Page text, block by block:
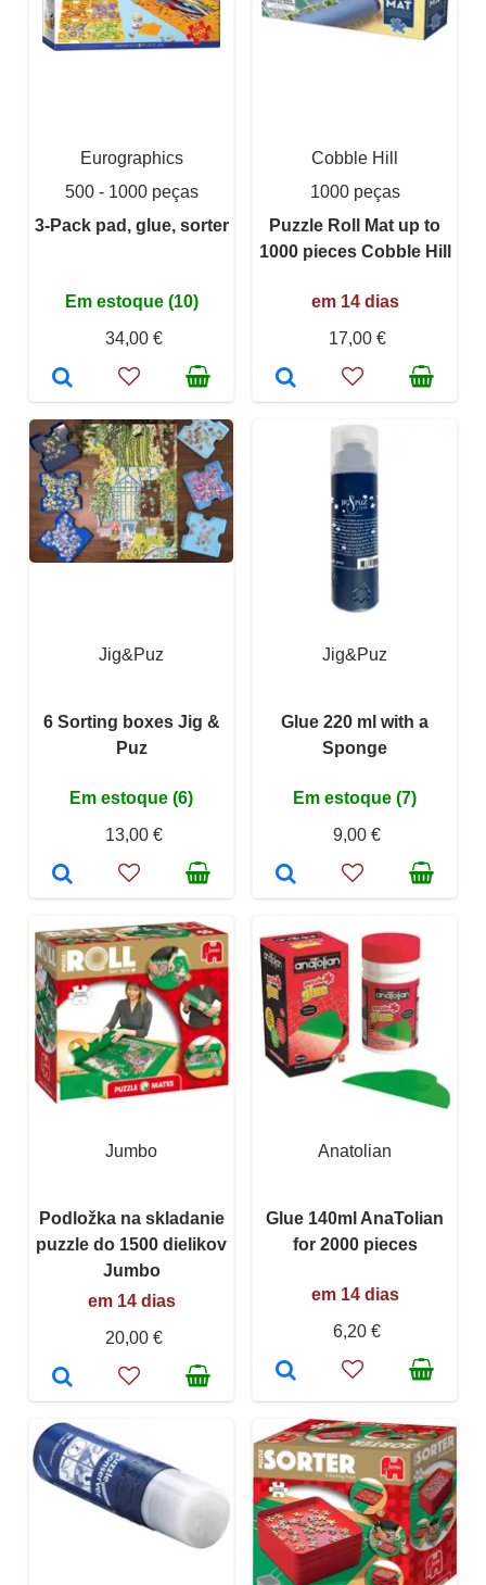
Eurographics
500 - 1000 peças
3-Pack pad, glue, sorter
Em estoque (10)
34,00 €
Cobble Hill
1000 peças
Puzzle Roll Mat up to
1000 pieces Cobble Hill
em 14 dias
17,00 €
Jig&Puz
6 Sorting boxes Jig &
Puz
Em estoque (6)
13,00 €
Jig&Puz
Glue 220 ml with a
Sponge
Em estoque (7)
9,00 €
Jumbo
Podložka na skladanie
puzzle do 1500 dielikov
Jumbo
em 14 dias
20,00 €
Anatolian
Glue 140ml AnaTolian
for 2000 pieces
em 14 dias
6,20 €